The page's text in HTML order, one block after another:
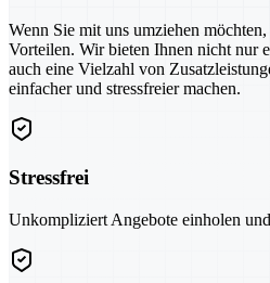
Wenn Sie mit uns umziehen
Vorteilen. Wir bieten Ihnen nicht nur
auch eine Vielzahl von
einfacher und stressfreier machen.
Stressfrei
Unkompliziert Angebote einholen